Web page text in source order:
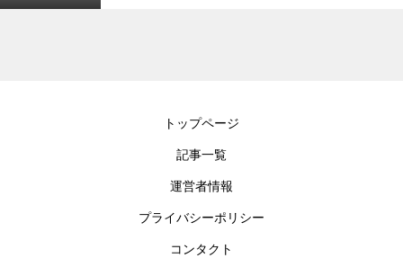
は？空間を広く
トップページ
記事一覧
運営者情報
プライバシーポリシー
コンタクト